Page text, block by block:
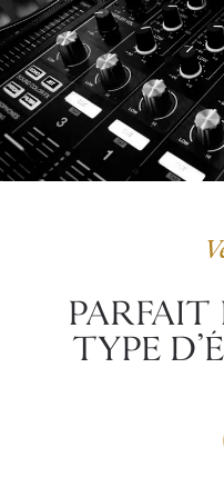
TYPE